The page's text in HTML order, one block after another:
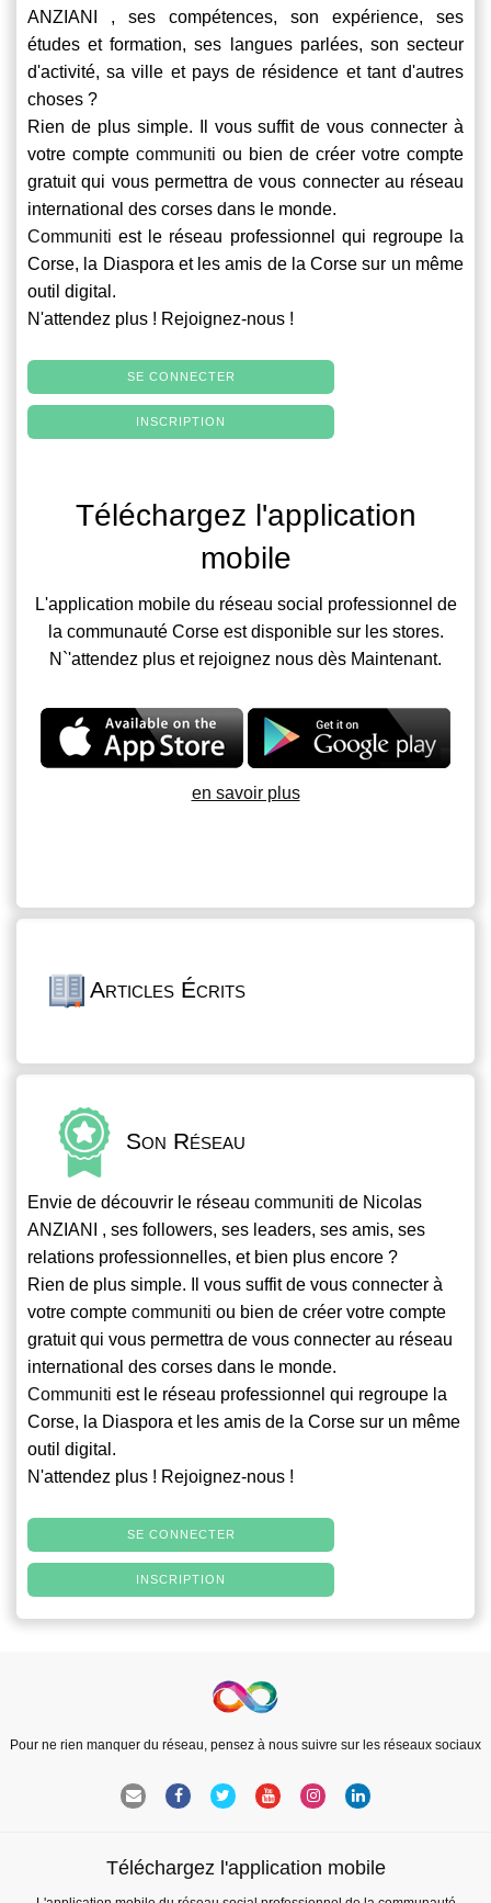
ANZIANI , ses compétences, son expérience, ses
études et formation, ses langues parlées, son secteur
d'activité, sa ville et pays de résidence et tant d'autres
choses ?
Rien de plus simple. Il vous suffit de vous connecter à
votre compte communiti ou bien de créer votre compte
gratuit qui vous permettra de vous connecter au réseau
international des corses dans le monde.
Communiti est le réseau professionnel qui regroupe la
Corse, la Diaspora et les amis de la Corse sur un même
outil digital.
N'attendez plus ! Rejoignez-nous !
SE CONNECTER
INSCRIPTION
Téléchargez l'application
mobile
L'application mobile du réseau social professionnel de
la communauté Corse est disponible sur les stores.
N`'attendez plus et rejoignez nous dès Maintenant.
en savoir plus
Articles Écrits
Son Réseau
Envie de découvrir le réseau communiti de Nicolas
ANZIANI , ses followers, ses leaders, ses amis, ses
relations professionnelles, et bien plus encore ?
Rien de plus simple. Il vous suffit de vous connecter à
votre compte communiti ou bien de créer votre compte
gratuit qui vous permettra de vous connecter au réseau
international des corses dans le monde.
Communiti est le réseau professionnel qui regroupe la
Corse, la Diaspora et les amis de la Corse sur un même
outil digital.
N'attendez plus ! Rejoignez-nous !
SE CONNECTER
INSCRIPTION
Pour ne rien manquer du réseau, pensez à nous suivre sur les réseaux sociaux
Téléchargez l'application mobile